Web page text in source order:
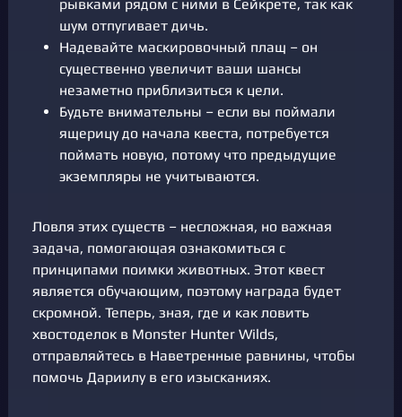
рывками рядом с ними в Сейкрете, так как
шум отпугивает дичь.
Надевайте маскировочный плащ – он
существенно увеличит ваши шансы
незаметно приблизиться к цели.
Будьте внимательны – если вы поймали
ящерицу до начала квеста, потребуется
поймать новую, потому что предыдущие
экземпляры не учитываются.
Ловля этих существ – несложная, но важная
задача, помогающая ознакомиться с
принципами поимки животных. Этот квест
является обучающим, поэтому награда будет
скромной. Теперь, зная, где и как ловить
хвостоделок в Monster Hunter Wilds,
отправляйтесь в Наветренные равнины, чтобы
помочь Дариилу в его изысканиях.